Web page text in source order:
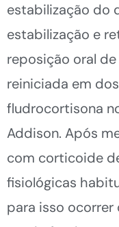
estabilização do
estabilização e
reposição oral
reiniciada em
fludrocortisona
Addison. Após
com corticoide
fisiológicas
para isso ocorrer